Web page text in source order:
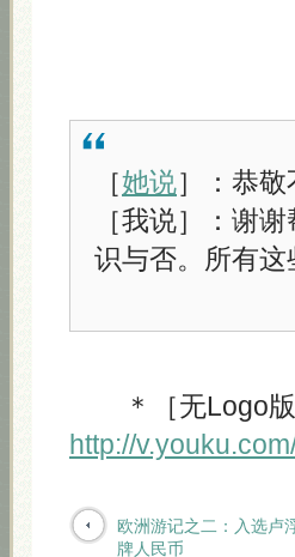
［她说］：恭
［我说］：谢
识与否。所有
＊［无Logo
http://
欧洲游记之二：入选卢
牌人民币